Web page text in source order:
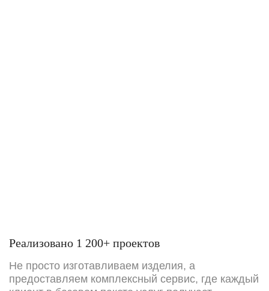
Реализовано 1 200+ проектов
Не просто изготавливаем изделия, а
предоставляем комплексный сервис, где каждый